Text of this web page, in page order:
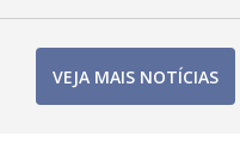
VEJA MAIS NOTÍCIAS